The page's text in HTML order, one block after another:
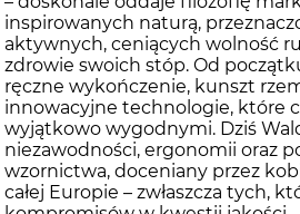
inspirowanych naturą,
aktywnych, ceniących wolność
zdrowie swoich stóp. Od
ręczne wykończenie, kunszt
innowacyjne technologie, które
wyjątkowo wygodnymi. Dziś
niezawodności, ergonomii oraz
wzornictwa, doceniany przez
całej Europie – zwłaszcza tych,